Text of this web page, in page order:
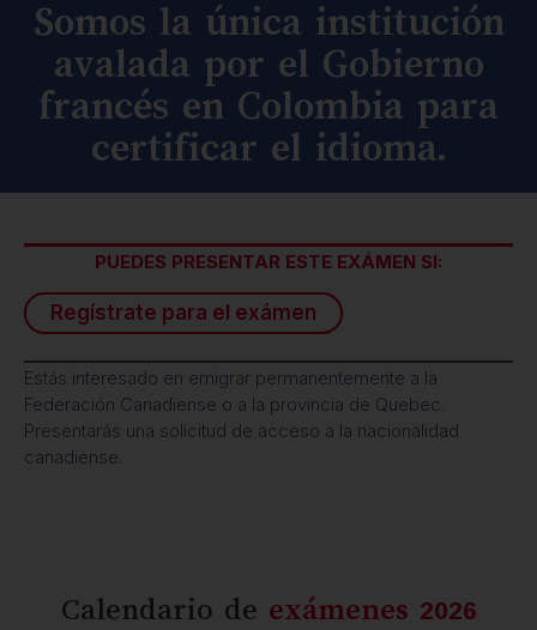
Somos la única institución
avalada por el Gobierno
francés en Colombia para
certificar el idioma.
PUEDES PRESENTAR ESTE EXÁMEN SI:
Regístrate para el exámen
Estás interesado en emigrar permanentemente a la
Federación Canadiense o a la provincia de Quebec.
Presentarás una solicitud de acceso a la nacionalidad
canadiense.
Calendario de exámenes 2026